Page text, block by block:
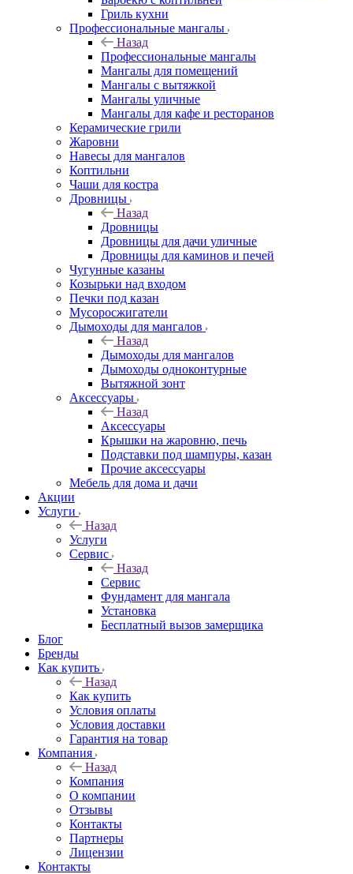
Гриль кухни
Профессиональные мангалы
Назад
Профессиональные мангалы
Мангалы для помещений
Мангалы с вытяжкой
Мангалы уличные
Мангалы для кафе и ресторанов
Керамические грили
Жаровни
Навесы для мангалов
Коптильни
Чаши для костра
Дровницы
Назад
Дровницы
Дровницы для дачи уличные
Дровницы для каминов и печей
Чугунные казаны
Козырьки над входом
Печки под казан
Мусоросжигатели
Дымоходы для мангалов
Назад
Дымоходы для мангалов
Дымоходы одноконтурные
Вытяжной зонт
Аксессуары
Назад
Аксессуары
Крышки на жаровню, печь
Подставки под шампуры, казан
Прочие аксессуары
Мебель для дома и дачи
Акции
Услуги
Назад
Услуги
Сервис
Назад
Сервис
Фундамент для мангала
Установка
Бесплатный вызов замерщика
Блог
Бренды
Как купить
Назад
Как купить
Условия оплаты
Условия доставки
Гарантия на товар
Компания
Назад
Компания
О компании
Отзывы
Контакты
Партнеры
Лицензии
Контакты